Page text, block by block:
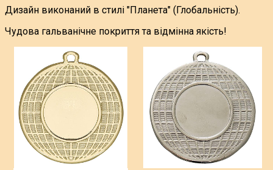
Дизайн виконаний в стилі "Планета" (Глобальність).
Чудова гальванічне покриття та відмінна якість!